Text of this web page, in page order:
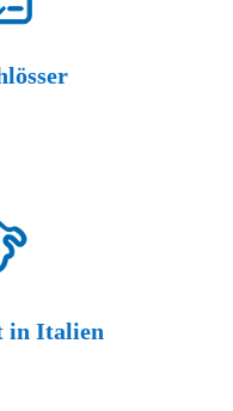
in Italien